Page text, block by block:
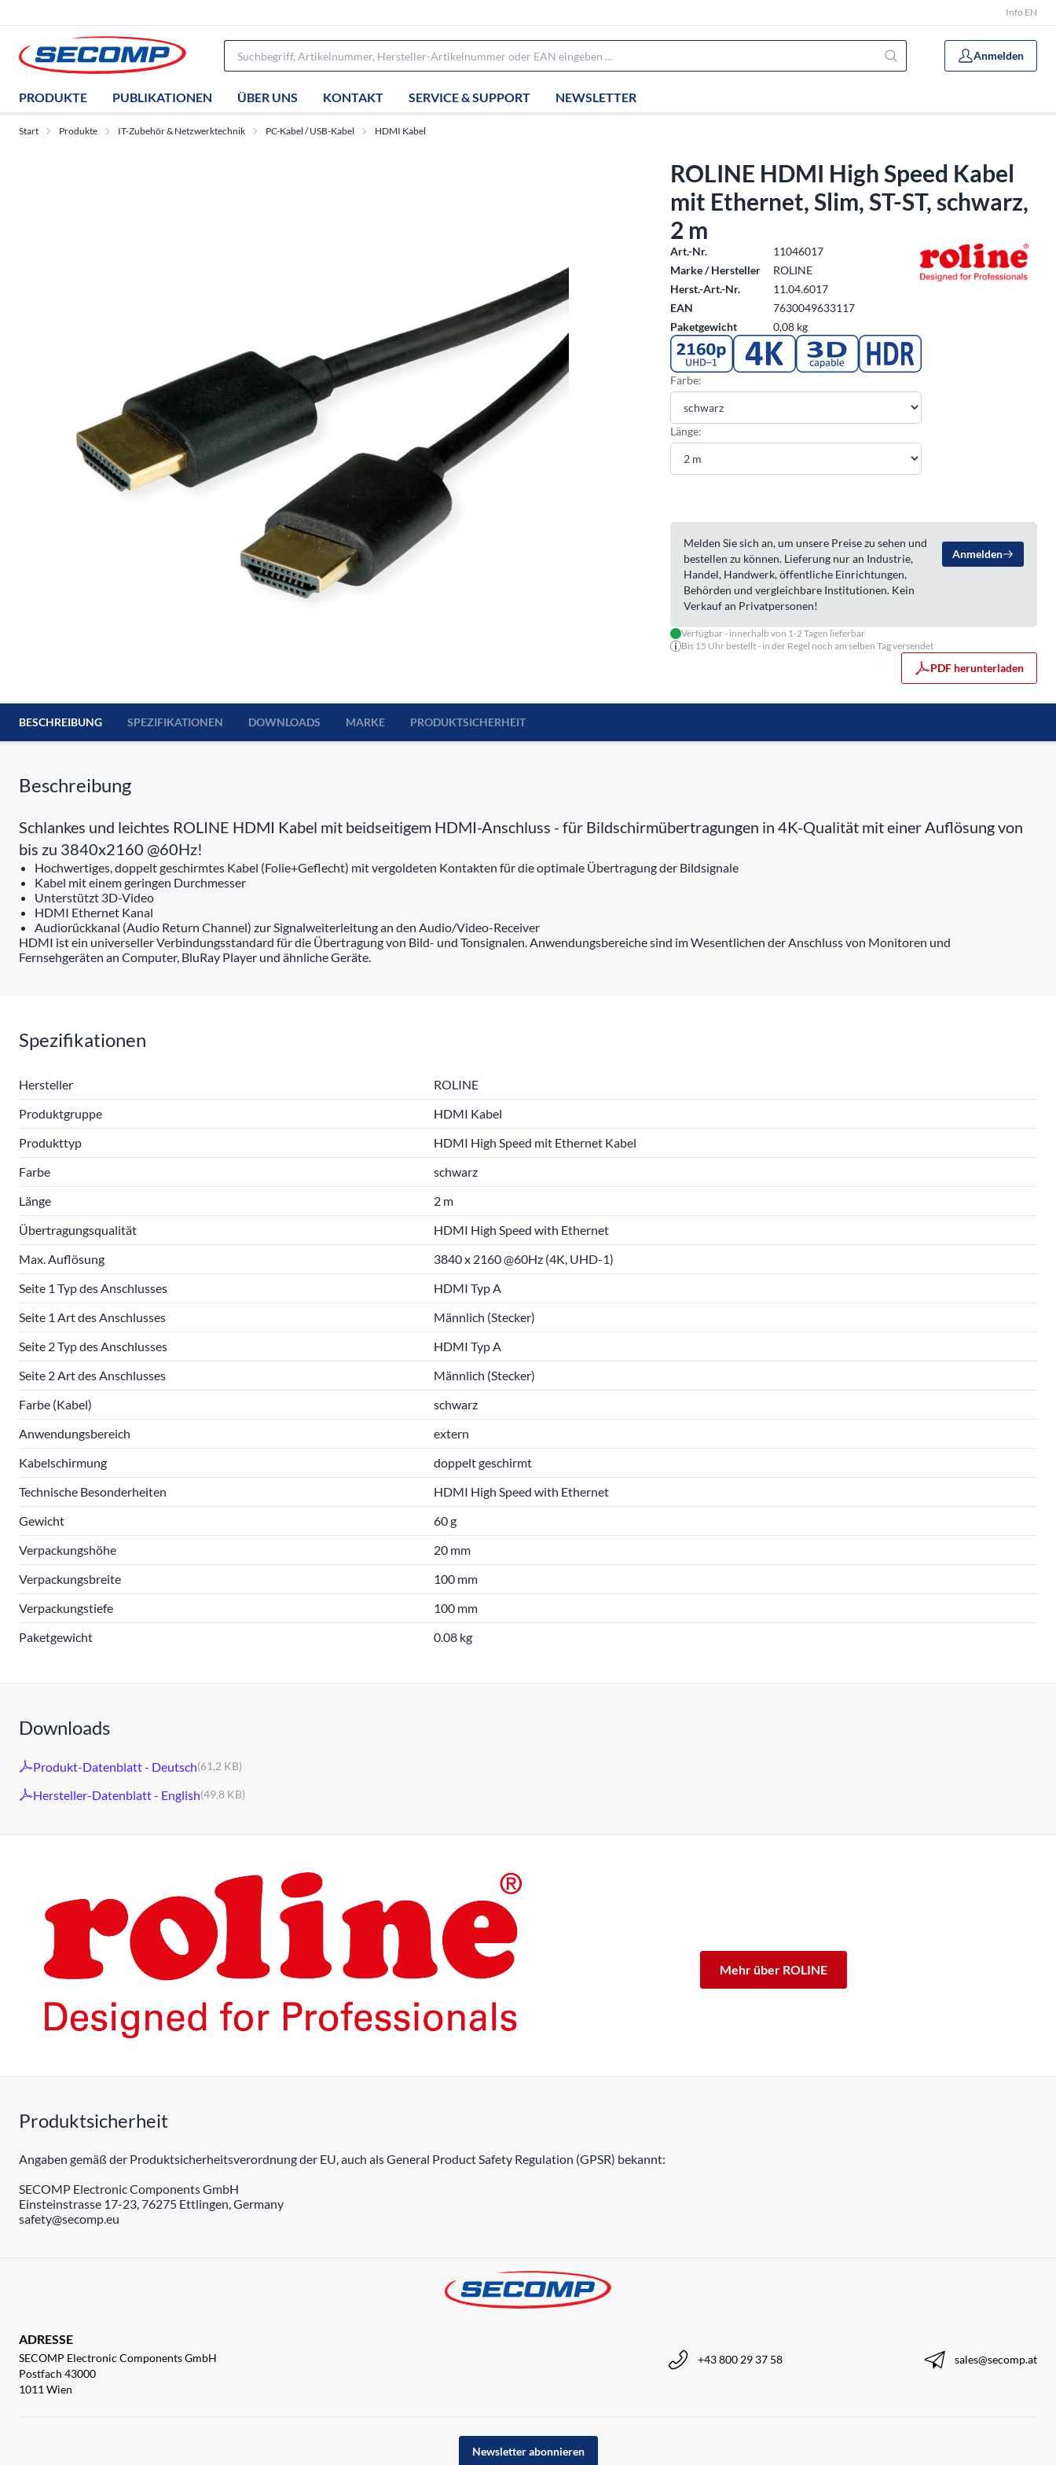
Info EN
Anmelden
PRODUKTE PUBLIKATIONEN ÜBER UNS KONTAKT SERVICE & SUPPORT NEWSLETTER
Start Produkte IT-Zubehör & Netzwerktechnik PC-Kabel / USB-Kabel HDMI Kabel
ROLINE HDMI High Speed Kabel
mit Ethernet, Slim, ST-ST, schwarz,
2 m
Art.-Nr.
11046017
Marke / Hersteller
ROLINE
Herst.-Art.-Nr.
11.04.6017
EAN
7630049633117
Paketgewicht
0,08 kg
Farbe:
Länge:
Melden Sie sich an, um unsere Preise zu sehen und
bestellen zu können. Lieferung nur an Industrie,
Handel, Handwerk, öffentliche Einrichtungen,
Behörden und vergleichbare Institutionen. Kein
Verkauf an Privatpersonen!
Anmelden
Verfügbar - innerhalb von 1-2 Tagen lieferbar
Bis 15 Uhr bestellt - in der Regel noch am selben Tag versendet
PDF herunterladen
BESCHREIBUNG SPEZIFIKATIONEN DOWNLOADS MARKE PRODUKTSICHERHEIT
Beschreibung
Schlankes und leichtes ROLINE HDMI Kabel mit beidseitigem HDMI-Anschluss - für Bildschirmübertragungen in 4K-Qualität mit einer Auflösung von
bis zu 3840x2160 @60Hz!
Hochwertiges, doppelt geschirmtes Kabel (Folie+Geflecht) mit vergoldeten Kontakten für die optimale Übertragung der Bildsignale
Kabel mit einem geringen Durchmesser
Unterstützt 3D-Video
HDMI Ethernet Kanal
Audiorückkanal (Audio Return Channel) zur Signalweiterleitung an den Audio/Video-Receiver
HDMI ist ein universeller Verbindungsstandard für die Übertragung von Bild- und Tonsignalen. Anwendungsbereiche sind im Wesentlichen der Anschluss von Monitoren und
Fernsehgeräten an Computer, BluRay Player und ähnliche Geräte.
Spezifikationen
Hersteller
ROLINE
Produktgruppe
HDMI Kabel
Produkttyp
HDMI High Speed mit Ethernet Kabel
Farbe
schwarz
Länge
2 m
Übertragungsqualität
HDMI High Speed with Ethernet
Max. Auflösung
3840 x 2160 @60Hz (4K, UHD-1)
Seite 1 Typ des Anschlusses
HDMI Typ A
Seite 1 Art des Anschlusses
Männlich (Stecker)
Seite 2 Typ des Anschlusses
HDMI Typ A
Seite 2 Art des Anschlusses
Männlich (Stecker)
Farbe (Kabel)
schwarz
Anwendungsbereich
extern
Kabelschirmung
doppelt geschirmt
Technische Besonderheiten
HDMI High Speed with Ethernet
Gewicht
60 g
Verpackungshöhe
20 mm
Verpackungsbreite
100 mm
Verpackungstiefe
100 mm
Paketgewicht
0.08 kg
Downloads
Produkt-Datenblatt - Deutsch(61,2 KB)
Hersteller-Datenblatt - English(49,8 KB)
Mehr über ROLINE
Produktsicherheit
Angaben gemäß der Produktsicherheitsverordnung der EU, auch als General Product Safety Regulation (GPSR) bekannt:
SECOMP Electronic Components GmbH
Einsteinstrasse 17-23, 76275 Ettlingen, Germany
safety@secomp.eu
ADRESSE
SECOMP Electronic Components GmbH
Postfach 43000
1011 Wien
+43 800 29 37 58 sales@secomp.at
Newsletter abonnieren